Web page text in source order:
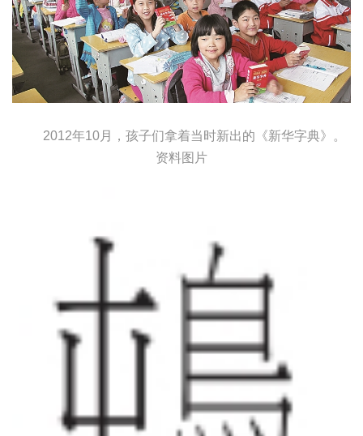
2012年10月，孩子们拿着当时新出的《新华字典》。
资料图片